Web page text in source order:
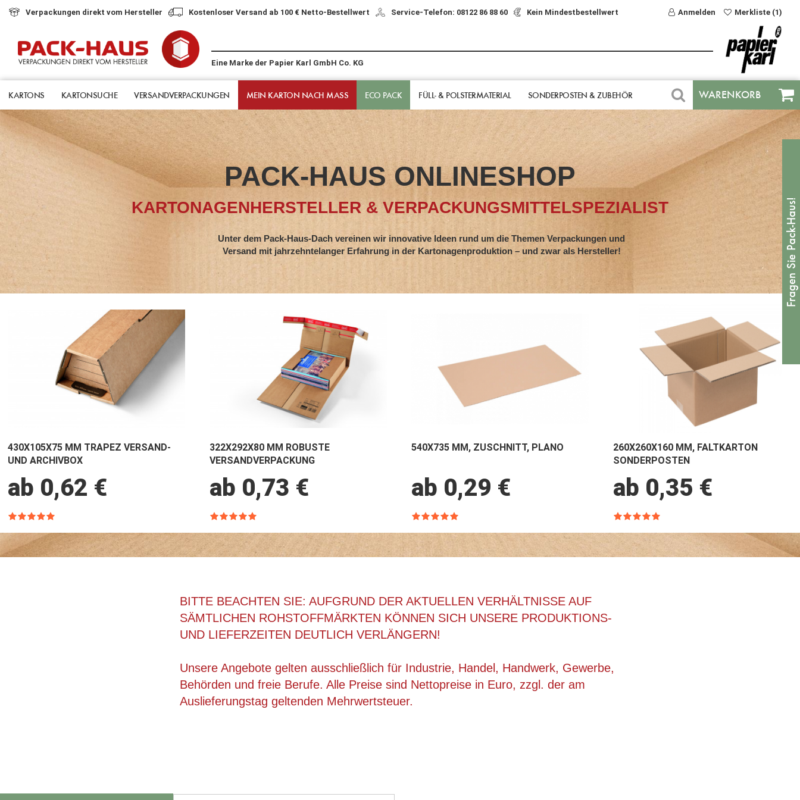
Verpackungen direkt vom Hersteller Kostenloser Versand ab 100 € Netto-Bestellwert Service-Telefon: 08122 86 88 60 Kein Mindestbestellwert Anmelden Merkliste (1)
Eine Marke der Papier Karl GmbH Co. KG
KARTONS KARTONSUCHE VERSANDVERPACKUNGEN MEIN KARTON NACH MASS ECO PACK FÜLL- & POLSTER­MATERIAL SONDERPOSTEN & ZUBEHÖR WARENKORB
PACK-HAUS ONLINESHOP
KARTONAGENHERSTELLER & VERPACKUNGSMITTELSPEZIALIST
Unter dem Pack-Haus-Dach vereinen wir innovative Ideen rund um die Themen Verpackungen und
Versand mit jahrzehntelanger Erfahrung in der Kartonagenproduktion – und zwar als Hersteller!
430X105X75 MM TRAPEZ VERSAND-
UND ARCHIVBOX
ab 0,62 €
322X292X80 MM ROBUSTE
VERSANDVERPACKUNG
ab 0,73 €
540X735 MM, ZUSCHNITT, PLANO
ab 0,29 €
260X260X160 MM, FALTKARTON
SONDERPOSTEN
ab 0,35 €
BITTE BEACHTEN SIE: AUFGRUND DER AKTUELLEN VERHÄLTNISSE AUF
SÄMTLICHEN ROHSTOFFMÄRKTEN KÖNNEN SICH UNSERE PRODUKTIONS-
UND LIEFERZEITEN DEUTLICH VERLÄNGERN!
Unsere Angebote gelten ausschließlich für Industrie, Handel, Handwerk, Gewerbe,
Behörden und freie Berufe. Alle Preise sind Nettopreise in Euro, zzgl. der am
Auslieferungstag geltenden Mehrwertsteuer.